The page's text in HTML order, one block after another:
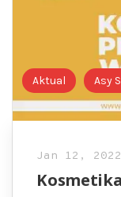
Aktual Asy
Jan 12, 2022